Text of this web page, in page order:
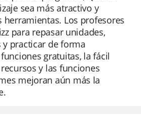
sea más atractivo y
herramientas. Los profesores
para repasar unidades,
practicar de forma
gratuitas, la fácil
y las funciones
mejoran aún más la